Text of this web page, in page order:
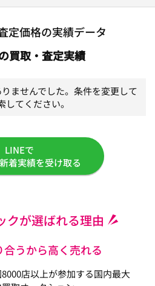
定価格の実績データ
買取・査定実績
ませんでした。条件を変更して
してください。
LINEで
着実績を受け取る
クが選ばれる理由
うから高く売れる
店以上が参加する国内最大